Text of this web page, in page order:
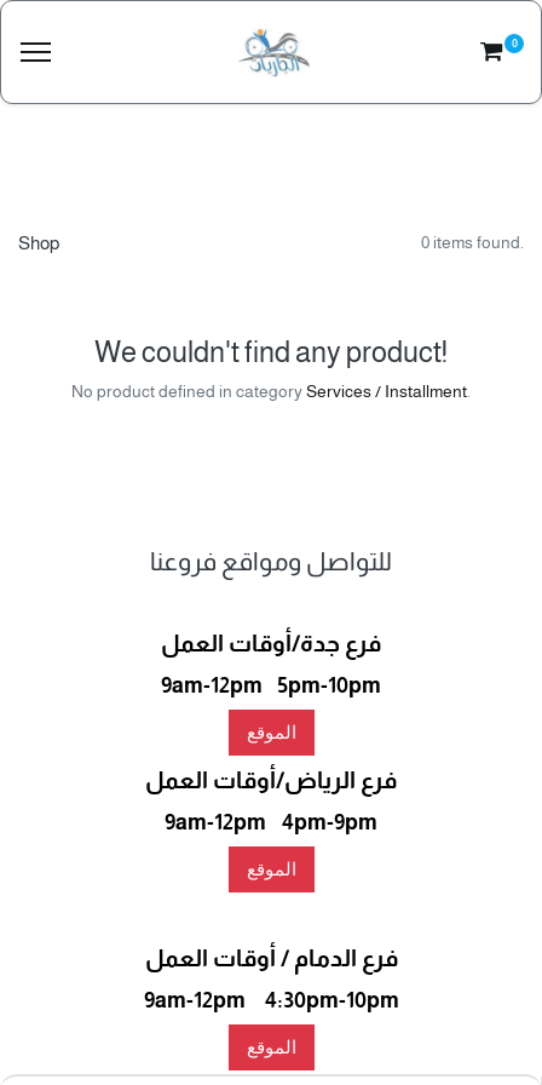
0
Shop 0 items found.
We couldn't find any product!
No product defined in categoryServices / Installment
للتواصل ومواقع فروعنا
فرع جدة/أوقات العمل
9am-12pm 5pm-10pm
الموقع
فرع الرياض/أوقات العمل
9am-12pm 4pm-9pm
الموقع
فرع الدمام / أوقات العمل
9am-12pm 4:30pm-10pm
الموقع